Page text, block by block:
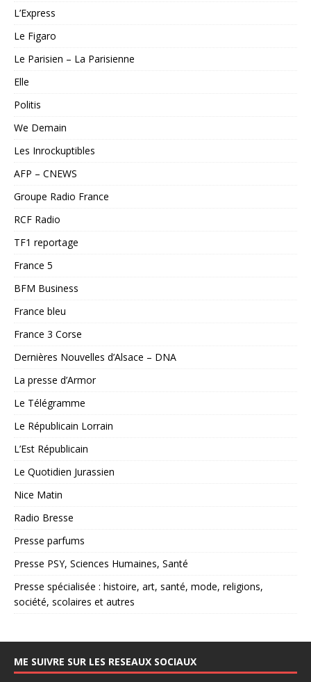
L’Express
Le Figaro
Le Parisien – La Parisienne
Elle
Politis
We Demain
Les Inrockuptibles
AFP – CNEWS
Groupe Radio France
RCF Radio
TF1 reportage
France 5
BFM Business
France bleu
France 3 Corse
Dernières Nouvelles d’Alsace – DNA
La presse d’Armor
Le Télégramme
Le Républicain Lorrain
L’Est Républicain
Le Quotidien Jurassien
Nice Matin
Radio Bresse
Presse parfums
Presse PSY, Sciences Humaines, Santé
Presse spécialisée : histoire, art, santé, mode, religions,
société, scolaires et autres
ME SUIVRE SUR LES RESEAUX SOCIAUX